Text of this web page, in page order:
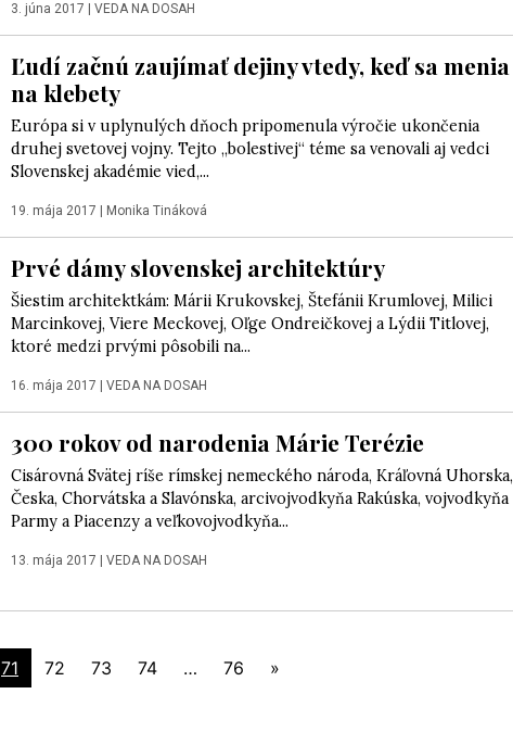
3. júna 2017 VEDA NA DOSAH
Ľudí začnú zaujímať dejiny vtedy, keď sa menia
na klebety
Európa si v uplynulých dňoch pripomenula výročie ukončenia
druhej svetovej vojny. Tejto „bolestivej“ téme sa venovali aj vedci
Slovenskej akadémie vied,...
19. mája 2017 Monika Tináková
Prvé dámy slovenskej architektúry
Šiestim architektkám: Márii Krukovskej, Štefánii Krumlovej, Milici
Marcinkovej, Viere Meckovej, Oľge Ondreičkovej a Lýdii Titlovej,
ktoré medzi prvými pôsobili na...
16. mája 2017 VEDA NA DOSAH
300 rokov od narodenia Márie Terézie
Cisárovná Svätej ríše rímskej nemeckého národa, Kráľovná Uhorska,
Česka, Chorvátska a Slavónska, arcivojvodkyňa Rakúska, vojvodkyňa
Parmy a Piacenzy a veľkovojvodkyňa...
13. mája 2017 VEDA NA DOSAH
71 72 73 74 … 76 »